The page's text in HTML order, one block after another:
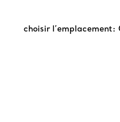
choisir l’emplacement: